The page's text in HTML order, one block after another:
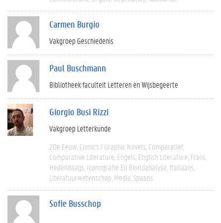
Carmen Burgio
Vakgroep Geschiedenis
Paul Buschmann
Bibliotheek faculteit Letteren en Wijsbegeerte
Giorgio Busi Rizzi
Vakgroep Letterkunde
20e Eeuw Comics / Graphic Novels Comparatief
Comparative Literature Engels English Literature Frans
Hedendaags Iconografie En Beeldanalyse Italiaans
Literatuurwetenschap Media Spaans
Sofie Busschop